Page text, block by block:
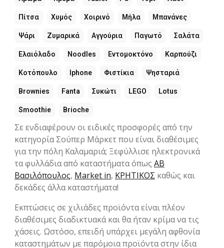
Πίτσα Χυμός Χοιρινό Μήλα Μπανάνες
Ψάρι Ζυμαρικά Αγγούρια Παγωτό Σαλάτα
Ελαιόλαδο Noodles Εντομοκτόνο Καρπούζι
Κοτόπουλο Iphone Φιστίκια Ψησταριά
Brownies Fanta Συκώτι LEGO Lotus
Smoothie Brioche
Σε ενδιαφέρουν οι ειδικές προσφορές από την
κατηγορία Σούπερ Μάρκετ που είναι διαθέσιμες
για την πόλη Καλαμαριά; Ξεφύλλισε ηλεκτρονικά
τα φυλλάδια από καταστήματα όπως ΑΒ
Βασιλόπουλος, Market in, ΚΡΗΤΙΚΟΣ καθώς και
δεκάδες άλλα καταστήματα!
Εκπτώσεις σε χιλιάδες προϊόντα είναι πλέον
διαθέσιμες διαδικτυακά και θα ήταν κρίμα να τις
χάσεις. Ωστόσο, επειδή υπάρχει μεγάλη αφθονία
καταστημάτων με παρόμοια προϊόντα στην ίδια